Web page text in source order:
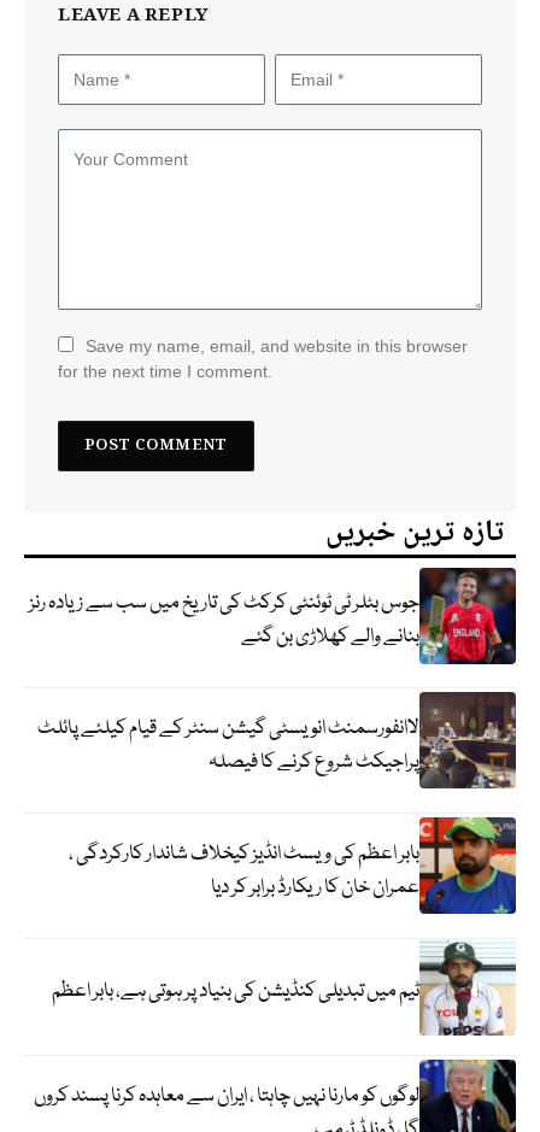
LEAVE A REPLY
Save my name, email, and website in this browser
for the next time I comment.
تازہ ترین خبریں
جوس بٹلر ٹی ٹوئنٹی کرکٹ کی تاریخ میں سب سے زیادہ رنز
بنانے والے کھلاڑی بن گئے
لاانفورسمنٹ انویسٹی گیشن سنٹر کے قیام کیلئے پائلٹ
پراجیکٹ شروع کرنے کا فیصلہ
بابر اعظم کی ویسٹ انڈیز کیخلاف شاندار کارکردگی ،
عمران خان کا ریکارڈ برابر کر دیا
ٹیم میں تبدیلی کنڈیشن کی بنیاد پر ہوتی ہے، بابر اعظم
لوگوں کو مارنا نہیں چاہتا ، ایران سے معاہدہ کرنا پسند کروں